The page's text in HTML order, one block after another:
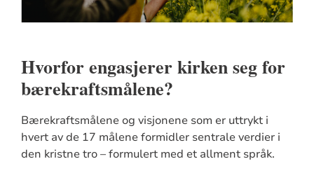
Hvorfor engasjerer kirken seg for
bærekraftsmålene?
Bærekraftsmålene og visjonene som er uttrykt i
hvert av de 17 målene formidler sentrale verdier i
den kristne tro – formulert med et allment språk.